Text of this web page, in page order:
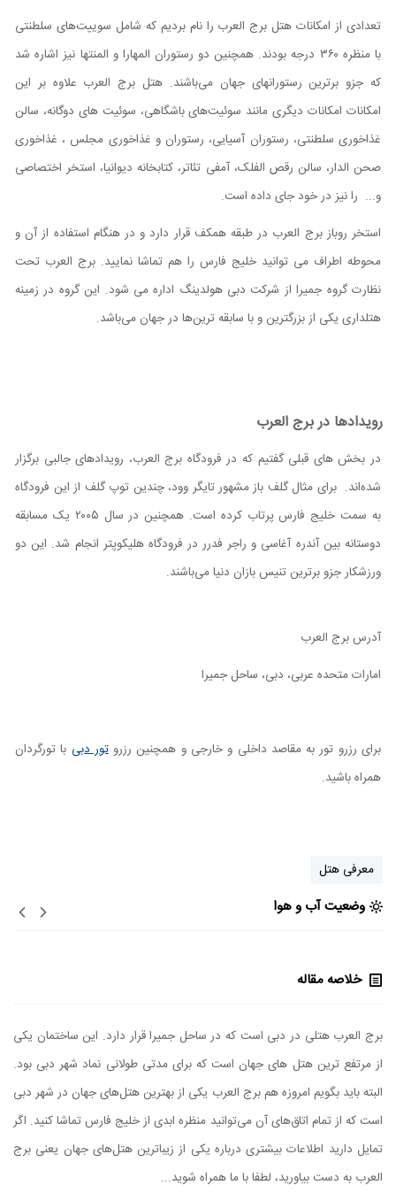
تعدادی از امکانات هتل برج العرب را نام بردیم که شامل سوییت‌های سلطنتی
با منظره ۳۶۰ درجه بودند. همچنین دو رستوران المهارا و المنتها نیز اشاره شد
که جزو برترین رستورانهای جهان می‌باشند. هتل برج العرب علاوه بر این
امکانات امکانات دیگری مانند سوئیت‌های باشگاهی، سوئیت های دوگانه، سالن
غذاخوری سلطنتی، رستوران آسیایی، رستوران و غذاخوری مجلس ، غذاخوری
صحن الدار، سالن رقص الفلک، آمفی تئاتر، کتابخانه دیوانیا، استخر اختصاصی
و... را نیز در خود جای داده است.
استخر روباز برج العرب در طبقه همکف قرار دارد و در هنگام استفاده از آن و
محوطه اطراف می توانید خلیج فارس را هم تماشا نمایید. برج العرب تحت
نظارت گروه جمیرا از شرکت دبی هولدینگ اداره می شود. این گروه در زمینه
هتلداری یکی از بزرگترین و با سابقه ترین‌ها در جهان می‌باشد.
رویدادها در برج العرب
در بخش های قبلی گفتیم که در فرودگاه برج العرب، رویداد‌های جالبی برگزار
شده‌اند. برای مثال گلف باز مشهور تایگر وود، چندین توپ گلف از این فرودگاه
به سمت خلیج‌ فارس پرتاب کرده است. همچنین در سال ۲۰۰۵ یک مسابقه
دوستانه بین آندره آغاسی و راجر فدرر در فرودگاه هلیکوپتر انجام شد. این دو
ورزشکار جزو برترین تنیس بازان دنیا می‌باشند.
آدرس برج العرب
امارات متحده عربی، دبی، ساحل جمیرا
برای رزرو تور به مقاصد داخلی و خارجی و همچنین رزروتور دبی با تورگردان
همراه باشید.
معرفی هتل
وضعیت آب و هوا
خلاصه مقاله
برج العرب هتلی در دبی است که در ساحل جمیرا قرار دارد. این ساختمان یکی
از مرتفع ترین هتل های جهان است که برای مدتی طولانی نماد شهر دبی بود.
البته باید بگویم امروزه هم برج العرب یکی از بهترین هتل‌های جهان در شهر دبی
است که از تمام اتاق‌های آن می‌توانید منظره ابدی از خلیج‌ فارس تماشا کنید. اگر
تمایل دارید اطلاعات بیشتری درباره یکی از زیباترین هتل‌های جهان یعنی برج
العرب به دست بیاورید، لطفا با ما همراه شوید...